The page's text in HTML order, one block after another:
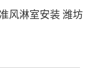
风淋室安装 潍坊